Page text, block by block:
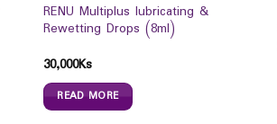
RENU Multiplus lubricating &
Rewetting Drops (8ml)
30,000Ks
READ MORE